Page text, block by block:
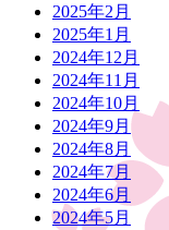
2025年2月
2025年1月
2024年12月
2024年11月
2024年10月
2024年9月
2024年8月
2024年7月
2024年6月
2024年5月